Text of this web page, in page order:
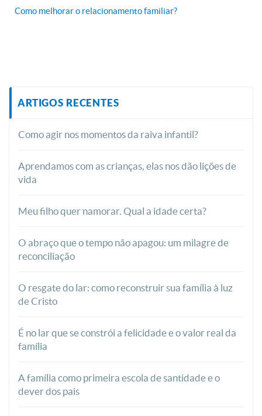
Como melhorar o relacionamento familiar?
ARTIGOS RECENTES
Como agir nos momentos da raiva infantil?
Aprendamos com as crianças, elas nos dão lições de
vida
Meu filho quer namorar. Qual a idade certa?
O abraço que o tempo não apagou: um milagre de
reconciliação
O resgate do lar: como reconstruir sua família à luz
de Cristo
É no lar que se constrói a felicidade e o valor real da
família
A família como primeira escola de santidade e o
dever dos pais